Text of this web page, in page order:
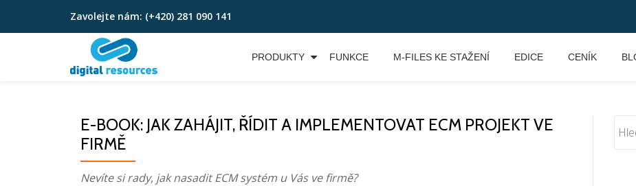
Přeskočit
Zavolejte nám: (+420) 281 090 141
PRODUKTY FUNKCE M-FILES KE STAŽENÍ EDICE CENÍK
E-BOOK: JAK ZAHÁJIT, ŘÍDIT A IMPLEMENTOVAT ECM PROJEKT VE
FIRMĚ
Nevíte si rady, jak nasadit ECM systém u Vás ve firmě?